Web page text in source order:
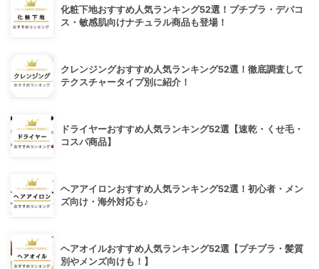
化粧下地おすすめ人気ランキング52選！プチプラ・デパコ
ス・敏感肌向けナチュラル商品も登場！
クレンジングおすすめ人気ランキング52選！徹底調査して
テクスチャータイプ別に紹介！
ドライヤーおすすめ人気ランキング52選【速乾・くせ毛・
コスパ商品】
ヘアアイロンおすすめ人気ランキング52選！初心者・メン
ズ向け・海外対応も♪
ヘアオイルおすすめ人気ランキング52選【プチプラ・髪質
別やメンズ向けも！】